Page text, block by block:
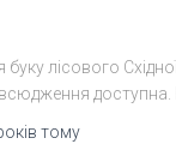
лісового
тому